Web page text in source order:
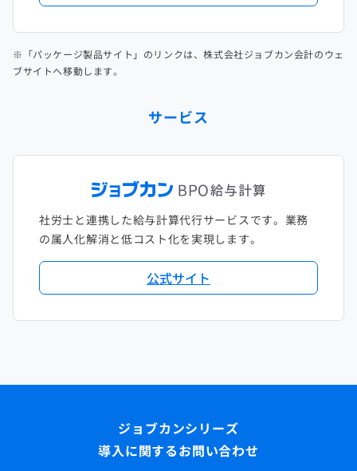
※「パッケージ製品サイト」のリンクは、株式会社ジョブカン会計のウェ
ブサイトへ移動します。
サービス
社労士と連携した給与計算代行サービスです。業務
の属人化解消と低コスト化を実現します。
公式サイト
導入に関するお問い合わせ